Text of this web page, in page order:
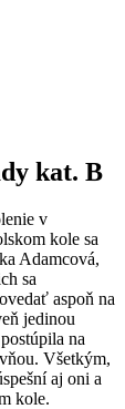
kat. B
v
kole sa
Adamcová,
sa
aspoň na
jedinou
na
Všetkým,
aj oni a
kole.